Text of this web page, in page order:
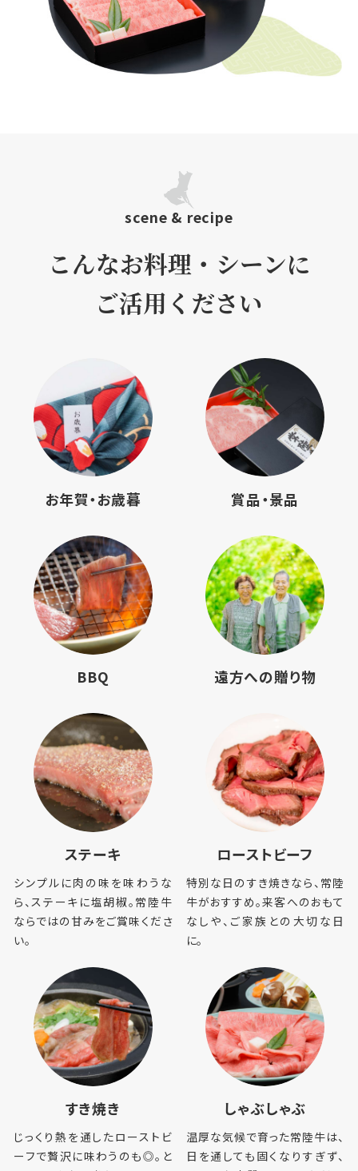
常陸牛／花園牛とは？
会社概要
scene & recipe
こんなお料理・シーンに
ご活用ください
お年賀‧お歳暮 賞品‧景品
BBQ 遠⽅への贈り物
ステーキ
シンプルに⾁の味を味わうな
ら、ステーキに塩胡椒。常陸⽜
ならではの⽢みをご賞味くださ
い。
ローストビーフ
特別な⽇のすき焼きなら、常陸
⽜がおすすめ。来客へのおもて
なしや、ご家族との⼤切な⽇
に。
すき焼き
じっくり熱を通したローストビ
ーフで贅沢に味わうのも◎。と
しゃぶしゃぶ
温厚な気候で育った常陸⽜は、
⽇を通しても固くなりすぎず、